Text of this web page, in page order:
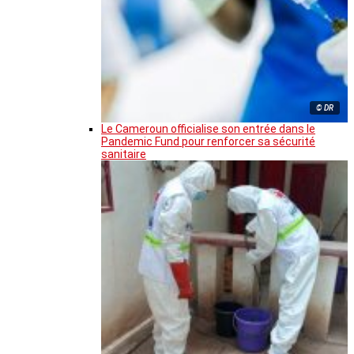
© DR
Le Cameroun officialise son entrée dans le
Pandemic Fund pour renforcer sa sécurité
sanitaire